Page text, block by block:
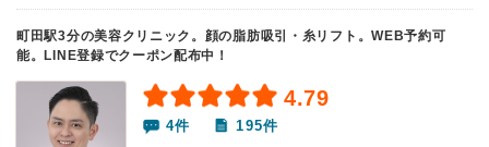
町田駅3分の美容クリニック。顔の脂肪吸引・糸リフト。WEB予約可
能。LINE登録でクーポン配布中！
4.79
4件 195件